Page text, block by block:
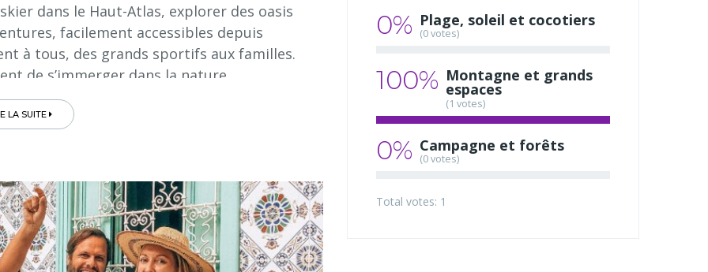
dans le Haut-Atlas, explorer des oasis
facilement accessibles depuis
à tous, des grands sportifs aux familles.
de s’immerger dans la nature...
LA SUITE
0% Plage, soleil et cocotiers
(0 votes)
100% Montagne et grands
espaces
(1 votes)
0% Campagne et forêts
(0 votes)
Total votes: 1